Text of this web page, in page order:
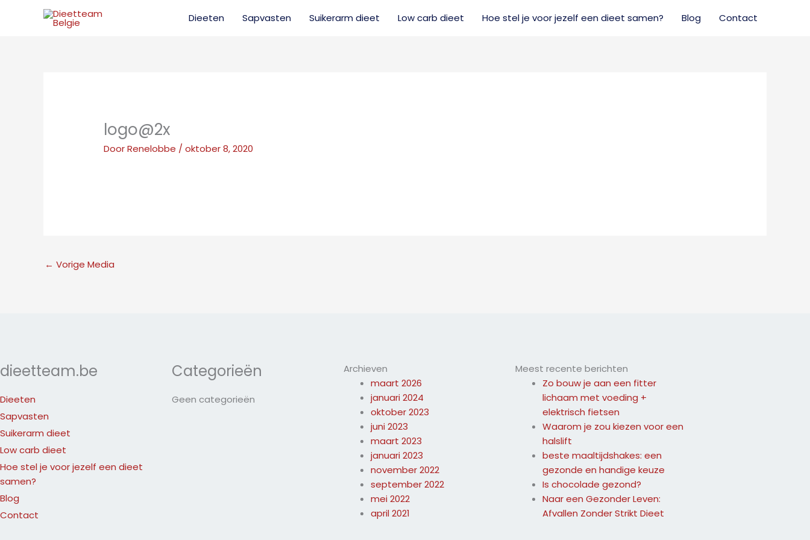
Dieeten Sapvasten Suikerarm dieet Low carb dieet Hoe stel je voor jezelf een dieet samen? Blog Contact
logo@2x
DoorRenelobbe /oktober 8, 2020
← Vorige Media
dieetteam.be
Dieeten
Sapvasten
Suikerarm dieet
Low carb dieet
Hoe stel je voor jezelf een dieet
samen?
Blog
Contact
Categorieën
Geen categorieën
Archieven
maart 2026
januari 2024
oktober 2023
juni 2023
maart 2023
januari 2023
november 2022
september 2022
mei 2022
april 2021
Meest recente berichten
Zo bouw je aan een fitter
lichaam met voeding +
elektrisch fietsen
Waarom je zou kiezen voor een
halslift
beste maaltijdshakes: een
gezonde en handige keuze
Is chocolade gezond?
Naar een Gezonder Leven:
Afvallen Zonder Strikt Dieet